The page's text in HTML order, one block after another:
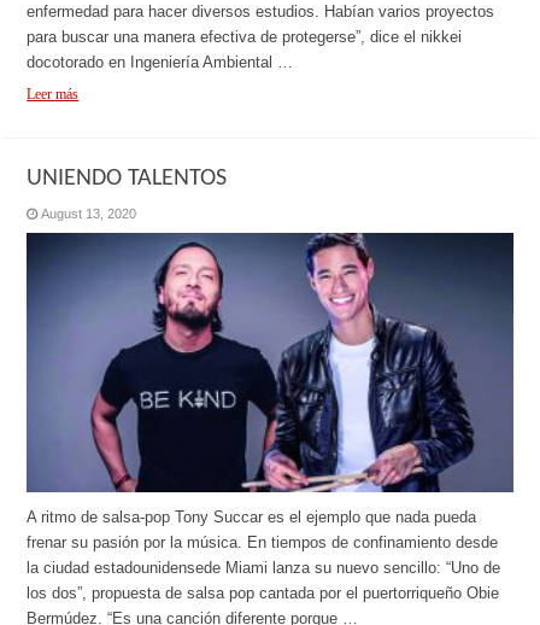
enfermedad para hacer diversos estudios. Habían varios proyectos
para buscar una manera efectiva de protegerse”, dice el nikkei
docotorado en Ingeniería Ambiental …
Leer más
UNIENDO TALENTOS
August 13, 2020
A ritmo de salsa-pop Tony Succar es el ejemplo que nada pueda
frenar su pasión por la música. En tiempos de confinamiento desde
la ciudad estadounidensede Miami lanza su nuevo sencillo: “Uno de
los dos”, propuesta de salsa pop cantada por el puertorriqueño Obie
Bermúdez. “Es una canción diferente porque …